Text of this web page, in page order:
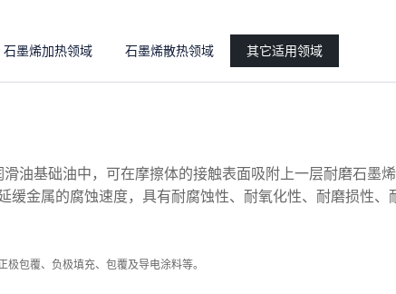
石墨烯加热领域 石墨烯散热领域 其它适用领域
油基础油中，可在摩擦体的接触表面吸附上一层耐磨石墨
缓金属的腐蚀速度，具有耐腐蚀性、耐氧化性、耐磨损性
极包覆、负极填充、包覆及导电涂料等。